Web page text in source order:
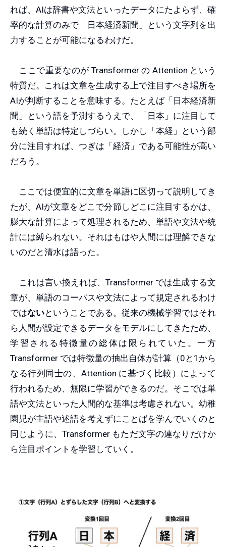
れば、AIは辞書や文法といったデータにたよらず、確
率的な計算のみで「日本経済新聞」という文字列を出
力することが可能になるわけだ。
ここで重要なのが Transformer の Attention という
特質だ。これは文章を生成する上で注目すべき場所を
AIが判断することを意味する。たとえば「日本経済新
聞」という語を予測するうえで、「日本」に注目して
も続く単語は特定しづらい。しかし「本経」という部
分に注目すれば、つぎは「経済」である可能性が高い
だろう。
ここでは便宜的に文章を単語に区切って説明してき
たが、AIが文章をどこで分節しどこに注目するかは、
膨大な計算によって処理されるため、単語や文法や統
計には縛られない。それはもはや人間には理解できな
いのだと清水は語った。
これは言い換えれば、Transformer では生成する文
章が、単語のコーパスや文法によって規定されるわけ
ではないということである。従来の機械学習ではそれ
ら人間が設定できるデータをモデルにしてきたため、
学習される特徴量の総体は限られていた。一方
Transformer では特徴量の抽出自体が計算（0と1から
なる行列同士の、Attention に基づく比較）によって
行われるため、無限に学習ができるのだ。そこでは単
語や文法といった人間的な基準は考慮されない。幼稚
園児が主語や述語を考えずにことばを学んでいくのと
同じように、Transformer もただ文字の連なりだけか
ら注目ポイントを学習していく。